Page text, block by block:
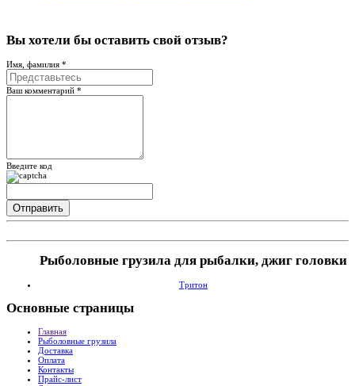
Вы хотели бы оставить свой отзыв?
Имя, фамилия *
Ваш комментарий *
Введите код
Рыболовные грузила для рыбалки, джиг головки
Тритон
Основные страницы
Главная
Рыболовные грузила
Доставка
Оплата
Контакты
Прайс-лист